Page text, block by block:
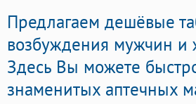
Предлагаем дешёвые
возбуждения мужчин и
Здесь Вы можете
знаменитых аптечных